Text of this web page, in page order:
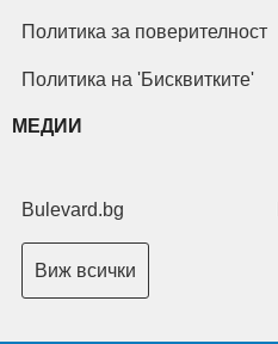
Политика за поверителност
Политика на 'Бисквитките'
МЕДИИ
Bulevard.bg
Виж всички